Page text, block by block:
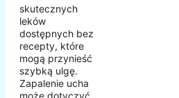
skutecznych
leków
dostępnych bez
recepty, które
mogą przynieść
szybką ulgę.
Zapalenie ucha
może dotyczyć